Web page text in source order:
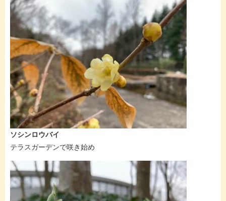
ソシンロウバイ
テラスガーデンで咲き始め